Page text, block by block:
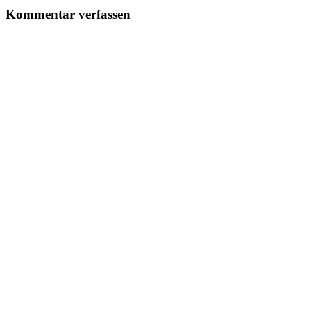
Kommentar verfassen